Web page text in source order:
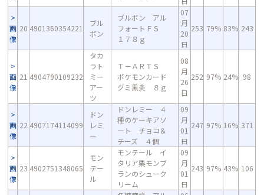
画
像
20 4901360354221
ブル
ボン
ブルボン アル
フォートＦＳ
１７８ｇ
07
月
20
日
253 79% 83% 243
画
像
21 4904790109232
タカ
ラト
ミー
アー
ツ
Ｔ－ＡＲＴＳ
ポケモンカード
グミ黒炎 ８ｇ
08
月
26
日
252 97% 24% 98
画
像
22 4907174114099
ドン
レミ
ー
ドンレミー ４
種のケーキアソ
ート チョコ＆
チーズ ４個
09
月
01
日
247 97% 16% 371
画
像
23 4902751348065
モン
テー
ル
モンテール イ
タリア栗モンブ
ランのシューク
リーム
09
月
01
日
243 97% 43% 106